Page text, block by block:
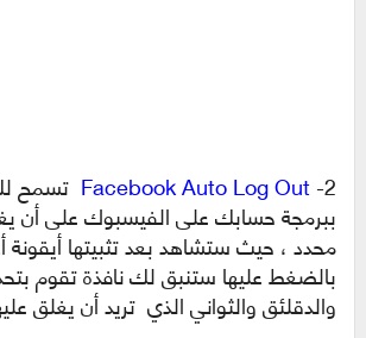
2-
Facebook Auto Log Out تسمح
ببرمجة حسابك على الفيسبوك على
محدد ، حيث ستشاهد بعد تثبيتها
بالضغط عليها ستنبق لك نافذة تقوم
والدقلئق والثواني الذي تريد أن يغلق